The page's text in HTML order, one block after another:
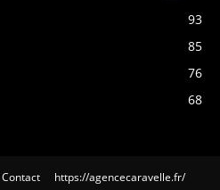
93
85
76
68
Contact https://agencecaravelle.fr/